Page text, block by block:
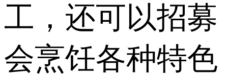
工，还可以招募
会烹饪各种特色